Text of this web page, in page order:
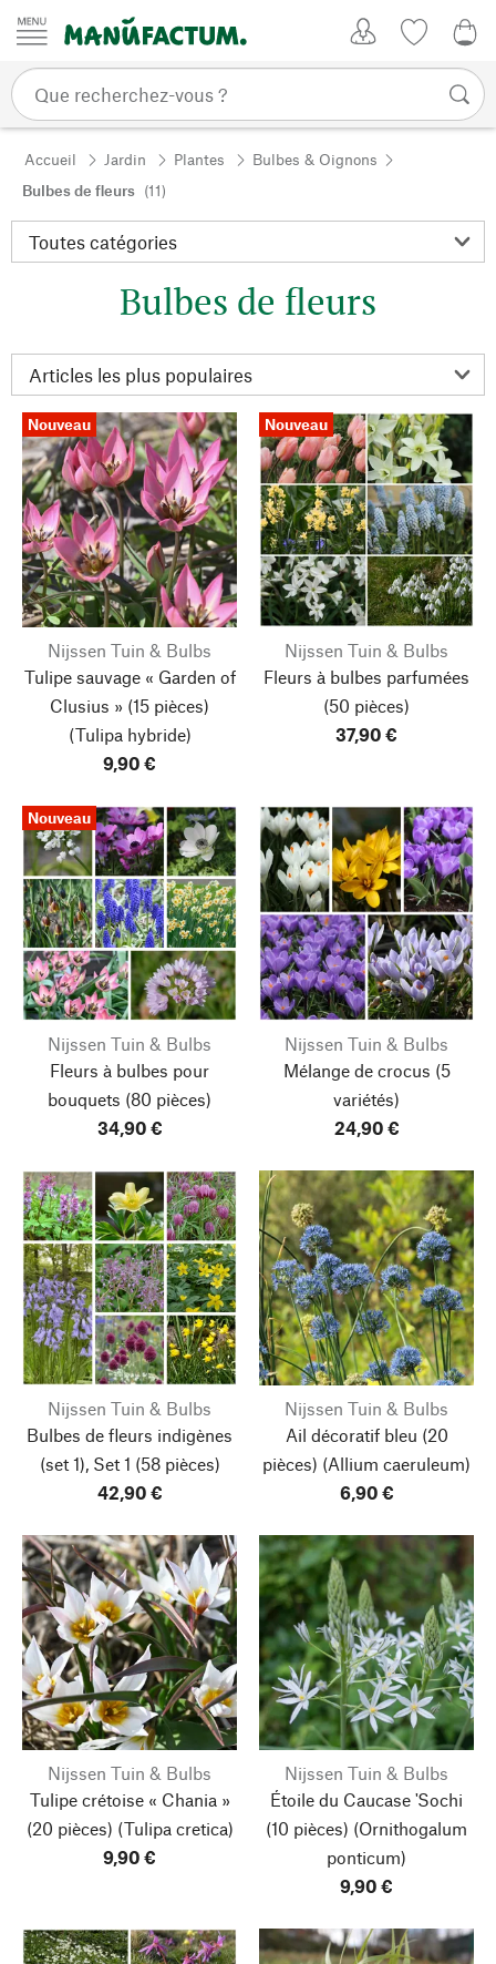
Passer au contenu
Accueil Jardin Plantes
Bulbes & Oignons
Bulbes de fleurs (11)
Bulbes de fleurs
Nouveau
Nijssen Tuin & Bulbs
Tulipe sauvage « Garden of
Clusius » (15 pièces)
(Tulipa hybride)
9,90 €
Nouveau
Nijssen Tuin & Bulbs
Fleurs à bulbes parfumées
(50 pièces)
37,90 €
Nouveau
Nijssen Tuin & Bulbs
Fleurs à bulbes pour
bouquets (80 pièces)
34,90 €
Nijssen Tuin & Bulbs
Mélange de crocus (5
variétés)
24,90 €
Nijssen Tuin & Bulbs
Bulbes de fleurs indigènes
(set 1), Set 1 (58 pièces)
42,90 €
Nijssen Tuin & Bulbs
Ail décoratif bleu (20
pièces) (Allium caeruleum)
6,90 €
Nijssen Tuin & Bulbs
Tulipe crétoise « Chania »
(20 pièces) (Tulipa cretica)
9,90 €
Nijssen Tuin & Bulbs
Étoile du Caucase 'Sochi
(10 pièces) (Ornithogalum
ponticum)
9,90 €